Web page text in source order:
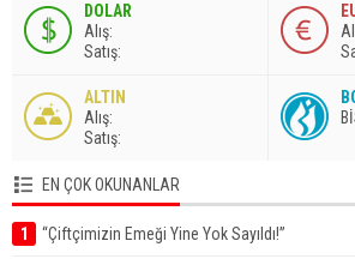
DOLAR
Alış:
Satış:
A
S
ALTIN
Alış:
Satış:
EN ÇOK OKUNANLAR
1 “Çiftçimizin Emeği Yine Yok Sayıldı!”